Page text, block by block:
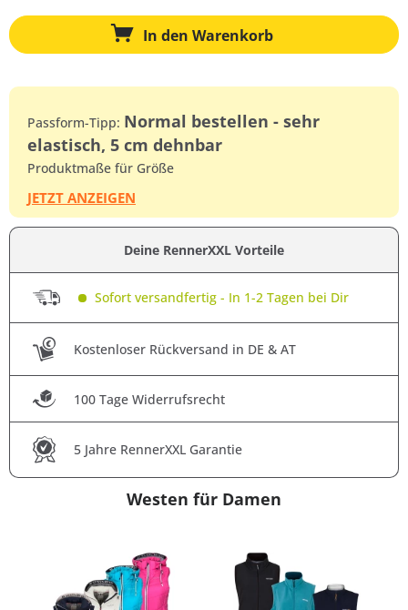
In den Warenkorb
Passform-Tipp: Normal bestellen - sehr
elastisch, 5 cm dehnbar
Produktmaße für Größe
JETZT ANZEIGEN
Deine RennerXXL Vorteile
Sofort versandfertig - In 1-2 Tagen bei Dir
Kostenloser Rückversand in DE & AT
100 Tage Widerrufsrecht
5 Jahre RennerXXL Garantie
Westen für Damen